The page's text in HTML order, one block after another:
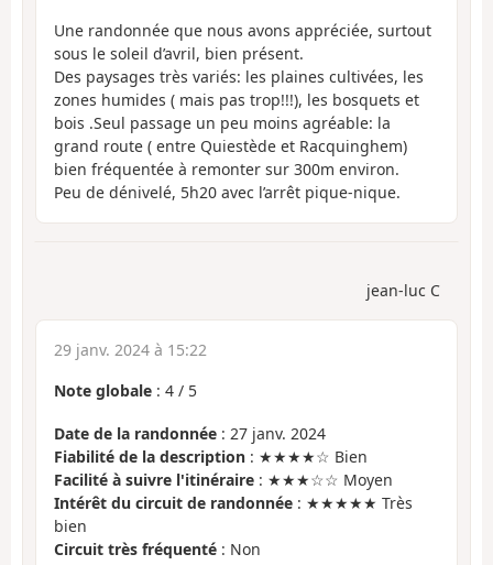
Une randonnée que nous avons appréciée, surtout
sous le soleil d’avril, bien présent.
Des paysages très variés: les plaines cultivées, les
zones humides ( mais pas trop!!!), les bosquets et
bois .Seul passage un peu moins agréable: la
grand route ( entre Quiestède et Racquinghem)
bien fréquentée à remonter sur 300m environ.
Peu de dénivelé, 5h20 avec l’arrêt pique-nique.
jean-luc C
29 janv. 2024 à 15:22
Note globale : 4 / 5
Date de la randonnée : 27 janv. 2024
Fiabilité de la description : ★★★★☆ Bien
Facilité à suivre l'itinéraire : ★★★☆☆ Moyen
Intérêt du circuit de randonnée : ★★★★★ Très
bien
Circuit très fréquenté : Non